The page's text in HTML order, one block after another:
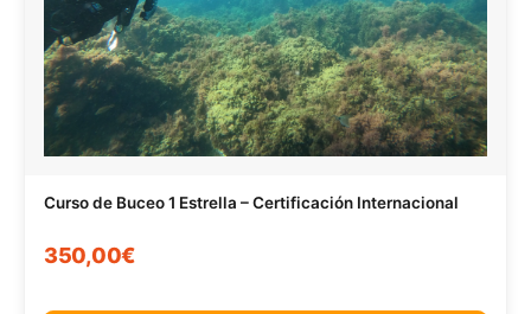
Curso de Buceo 1 Estrella – Certificación Internacional
350,00€